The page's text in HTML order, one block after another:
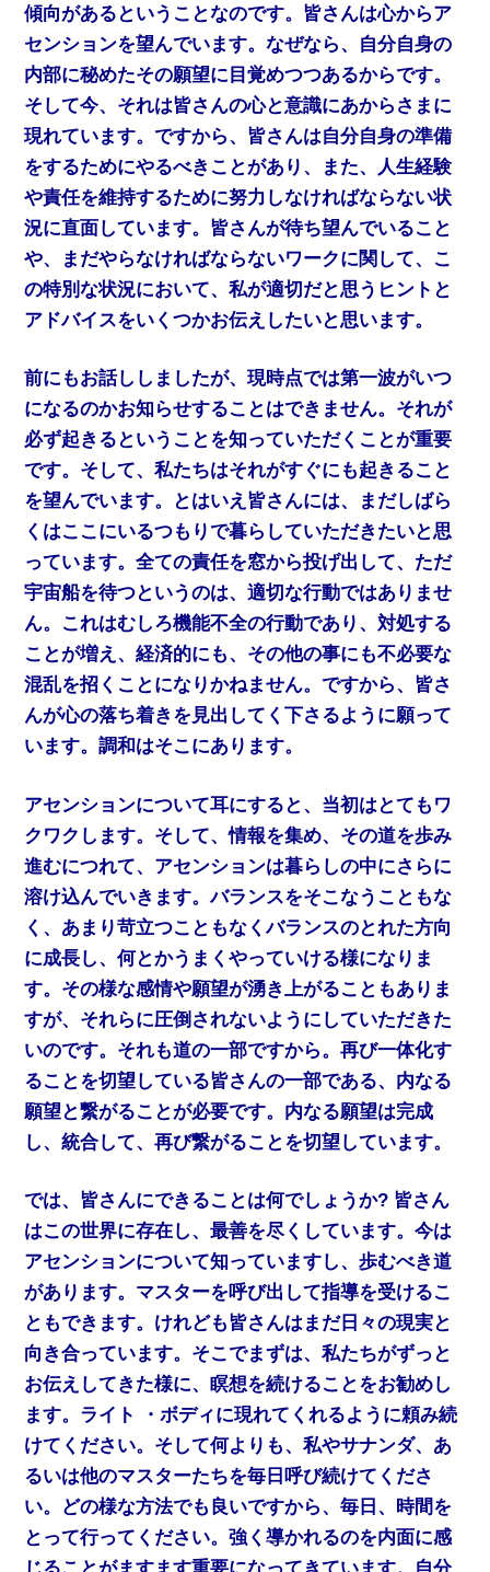
傾向があるということなのです。皆さんは心からア
センションを望んでいます。なぜなら、自分自身の
内部に秘めたその願望に目覚めつつあるからです。
そして今、それは皆さんの心と意識にあからさまに
現れています。ですから、皆さんは自分自身の準備
をするためにやるべきことがあり、また、人生経験
や責任を維持するために努力しなければならない状
況に直面しています。皆さんが待ち望んでいること
や、まだやらなければならないワークに関して、こ
の特別な状況において、私が適切だと思うヒントと
アドバイスをいくつかお伝えしたいと思います。
前にもお話ししましたが、現時点では第一波がいつ
になるのかお知らせすることはできません。それが
必ず起きるということを知っていただくことが重要
です。そして、私たちはそれがすぐにも起きること
を望んでいます。とはいえ皆さんには、まだしばら
くはここにいるつもりで暮らしていただきたいと思
っています。全ての責任を窓から投げ出して、ただ
宇宙船を待つというのは、適切な行動ではありませ
ん。これはむしろ機能不全の行動であり、対処する
ことが増え、経済的にも、その他の事にも不必要な
混乱を招くことになりかねません。ですから、皆さ
んが心の落ち着きを見出してく下さるように願って
います。調和はそこにあります。
アセンションについて耳にすると、当初はとてもワ
クワクします。そして、情報を集め、その道を歩み
進むにつれて、アセンションは暮らしの中にさらに
溶け込んでいきます。バランスをそこなうこともな
く、あまり苛立つこともなくバランスのとれた方向
に成長し、何とかうまくやっていける様になりま
す。その様な感情や願望が湧き上がることもありま
すが、それらに圧倒されないようにしていただきた
いのです。それも道の一部ですから。再び一体化す
ることを切望している皆さんの一部である、内なる
願望と繋がることが必要です。内なる願望は完成
し、統合して、再び繋がることを切望しています。
では、皆さんにできることは何でしょうか? 皆さん
はこの世界に存在し、最善を尽くしています。今は
アセンションについて知っていますし、歩むべき道
があります。マスターを呼び出して指導を受けるこ
ともできます。けれども皆さんはまだ日々の現実と
向き合っています。そこでまずは、私たちがずっと
お伝えしてきた様に、瞑想を続けることをお勧めし
ます。ライト ・ボディに現れてくれるように頼み続
けてください。そして何よりも、私やサナンダ、あ
るいは他のマスターたちを毎日呼び続けてくださ
い。どの様な方法でも良いですから、毎日、時間を
とって行ってください。強く導かれるのを内面に感